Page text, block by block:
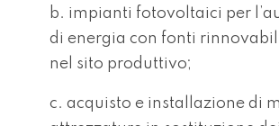
b. impianti fotovoltaici per
di energia con fonti
nel sito produttivo;
c. acquisto e installazione di